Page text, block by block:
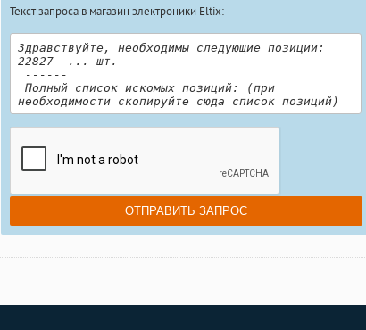
Текст запроса в магазин электроники Eltix: